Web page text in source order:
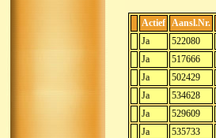
Actief Aansl.Nr.
Ja
522080
Ja
517666
Ja
502429
Ja
534628
Ja
529609
Ja
535733